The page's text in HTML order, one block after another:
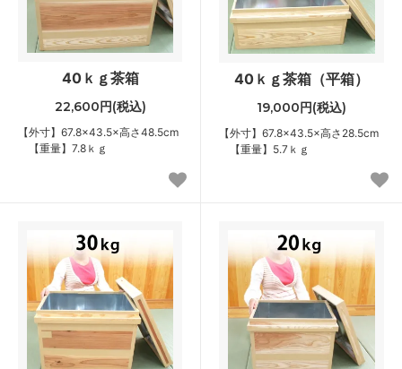
40ｋｇ茶箱
22,600円(税込)
【外寸】67.8×43.5×高さ48.5cm
【重量】7.8ｋｇ
40ｋｇ茶箱（平箱）
19,000円(税込)
【外寸】67.8×43.5×高さ28.5cm
【重量】5.7ｋｇ